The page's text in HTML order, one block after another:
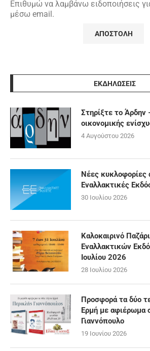
Επιθυμώ να λαμβάνω ειδοποιήσεις
μέσω email.
ΕΚΔΗΛΩΣΕΙΣ
Στηρίξτε το Άρδην
οικονομικής
4 Αυγούστου 2026
Νέες κυκλοφορίες
Εναλλακτικές
30 Ιουλίου 2026
Καλοκαιρινό
Εναλλακτικών
Ιουλίου 2026
28 Ιουλίου 2026
Προσφορά τα δύο
Ερμή με αφιέρωμα
Γιαννόπουλο
19 Ιουνίου 2026